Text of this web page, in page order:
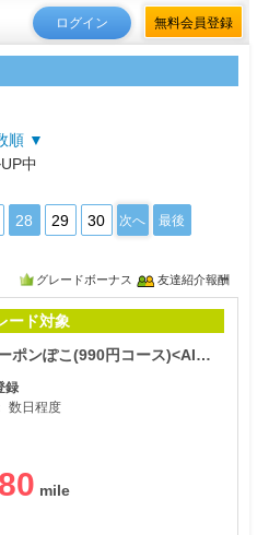
ログイン 無料会員登録
順 ▼
中
28 29 30 次へ 最後
グレードボーナス 友達紹介報酬
ード対象
【SP対応】[初月無料]クーポンぽこ(990円コース)<AI専用>
録
数日程度